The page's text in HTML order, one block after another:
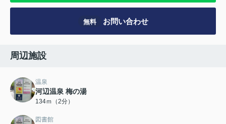
無料 お問い合わせ
周辺施設
温泉
河辺温泉 梅の湯
134ｍ（2分）
図書館